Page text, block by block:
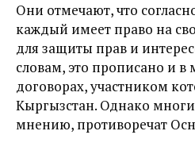
Они отмечают, что
каждый имеет право на
для защиты прав и
словам, это прописано и
договорах, участником
Кыргызстан. Однако
мнению, противоречат